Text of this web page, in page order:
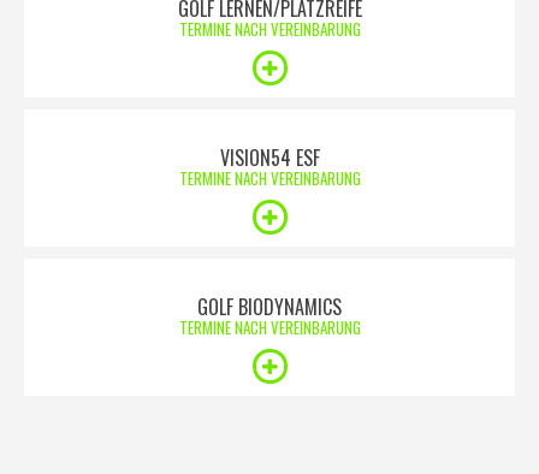
GOLF LERNEN/PLATZREIFE
TERMINE NACH VEREINBARUNG
VISION54 ESF
TERMINE NACH VEREINBARUNG
GOLF BIODYNAMICS
TERMINE NACH VEREINBARUNG